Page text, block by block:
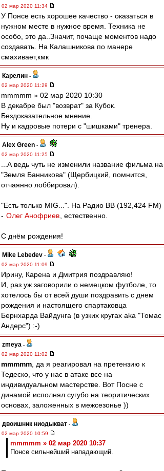
02 мар 2020 11:34
У Понсе есть хорошее качество - оказаться в
нужном месте в нужное время. Техника не
особо, это да..Значит, почаще моментов надо
создавать. На Калашникова по манере
смахивает,кмк
Карелин -
02 мар 2020 11:29
mmmmm » 02 мар 2020 10:30
В декабре был "возврат" за Кубок.
Бездоказательное мнение.
Ну и кадровые потери с "шишками" тренера.
Alex Green -
02 мар 2020 11:25
...А ведь чуть не изменили название фильма на
"Земля Банникова" (Щербицкий, помнится,
отчаянно лоббировал).
"Есть только MIG...". На Радио ВВ (192,424 FM)
- Олег Анофриев , естественно.
С днём рождения!
Mike Lebedev -
02 мар 2020 11:09
Ирину, Карена и Дмитрия поздравляю!
И, раз уж заговорили о немецком футболе, то
хотелось бы от всей души поздравить с днем
рождения и настоящего спартаковца
Бернхарда Вайдунга (в узких кругах aka "Томас
Андерс") :-)
zmeya -
02 мар 2020 11:02
mmmmm , да я реагировал на претензию к
Тедеско, что у нас в атаке все на
индивидуальном мастерстве. Вот Посне с
динамой исполнял сугубо на теоритических
основах, заложенных в межсезонье ))
двоишник ниодыкват -
02 мар 2020 10:59
mmmmm » 02 мар 2020 10:37
Понсе сильнейший нападающий.